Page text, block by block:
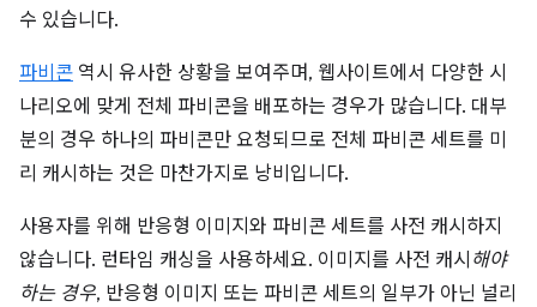
수 있습니다.
파비콘 역시 유사한 상황을 보여주며, 웹사이트에서 다양한 시
나리오에 맞게 전체 파비콘을 배포하는 경우가 많습니다. 대부
분의 경우 하나의 파비콘만 요청되므로 전체 파비콘 세트를 미
리 캐시하는 것은 마찬가지로 낭비입니다.
사용자를 위해 반응형 이미지와 파비콘 세트를 사전 캐시하지
않습니다. 런타임 캐싱을 사용하세요. 이미지를 사전 캐시 해야
하는 경우, 반응형 이미지 또는 파비콘 세트의 일부가 아닌 널리